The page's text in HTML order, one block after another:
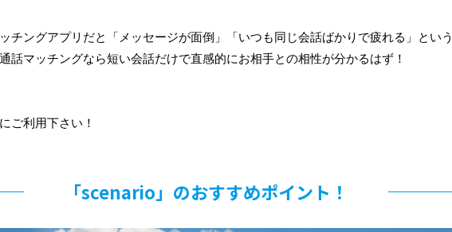
チングアプリだと「メッセージが面倒」「いつも同じ会話ばかりで疲れる」という
話マッチングなら短い会話だけで直感的にお相手との相性が分かるはず！
ご利用下さい！
「scenario」のおすすめポイント！